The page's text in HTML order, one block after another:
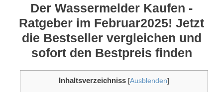
Der Wassermelder Kaufen -
Ratgeber im Februar2025! Jetzt
die Bestseller vergleichen und
sofort den Bestpreis finden
Inhaltsverzeichniss [Ausblenden]